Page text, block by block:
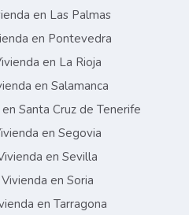
en Las Palmas
en Pontevedra
en La Rioja
en Salamanca
Santa Cruz de Tenerife
en Segovia
en Sevilla
en Soria
en Tarragona